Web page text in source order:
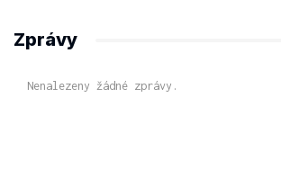
Zprávy
Nenalezeny žádné zprávy.